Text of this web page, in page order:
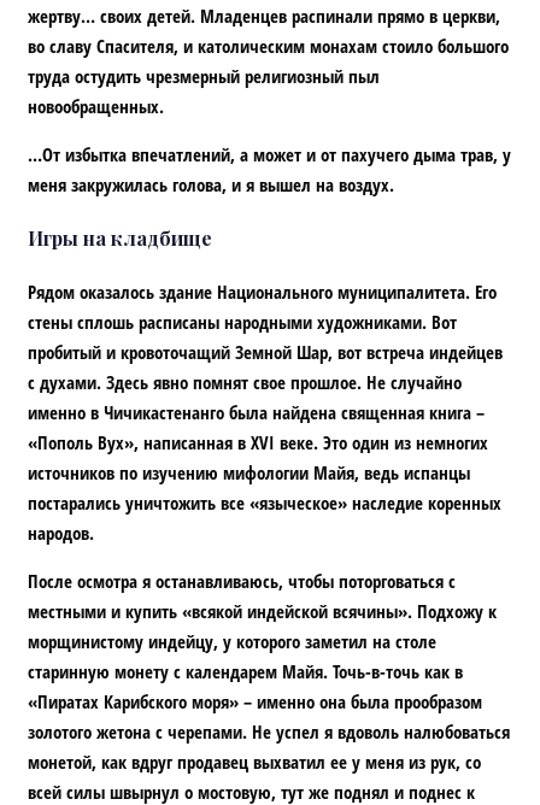
жертву… своих детей. Младенцев распинали прямо в церкви,
во славу Спасителя, и католическим монахам стоило большого
труда остудить чрезмерный религиозный пыл
новообращенных.
…От избытка впечатлений, а может и от пахучего дыма трав, у
меня закружилась голова, и я вышел на воздух.
Игры на кладбище
Рядом оказалось здание Национального муниципалитета. Его
стены сплошь расписаны народными художниками. Вот
пробитый и кровоточащий Земной Шар, вот встреча индейцев
с духами. Здесь явно помнят свое прошлое. Не случайно
именно в Чичикастенанго была найдена священная книга –
«Пополь Вух», написанная в XVI веке. Это один из немногих
источников по изучению мифологии Майя, ведь испанцы
постарались уничтожить все «языческое» наследие коренных
народов.
После осмотра я останавливаюсь, чтобы поторговаться с
местными и купить «всякой индейской всячины». Подхожу к
морщинистому индейцу, у которого заметил на столе
старинную монету с календарем Майя. Точь-в-точь как в
«Пиратах Карибского моря» – именно она была прообразом
золотого жетона с черепами. Не успел я вдоволь налюбоваться
монетой, как вдруг продавец выхватил ее у меня из рук, со
всей силы швырнул о мостовую, тут же поднял и поднес к